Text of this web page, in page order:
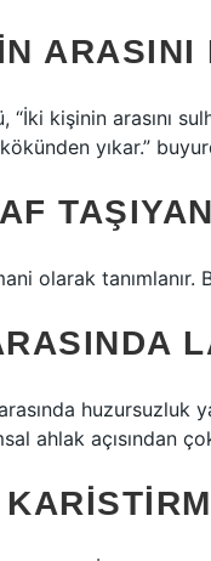
ARASINI
“İki kişinin arasını
yıkar.”
olarak tanımlanır.
ahlak açısından